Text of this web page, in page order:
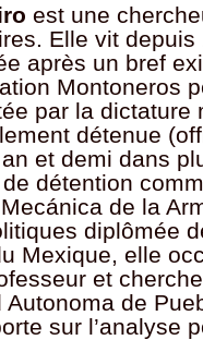
est une
Elle vit
après un bref
Montoneros
par la dictature
détenue
et demi dans
détention
de la
diplômée
Mexique, elle
et
Autonoma de
sur l’analyse